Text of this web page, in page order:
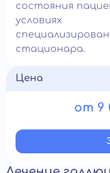
состояния
условиях
стационара.
Цена
от 9